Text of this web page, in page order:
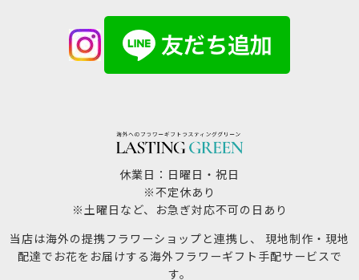
休業日：日曜日・祝日
※不定休あり
※土曜日など、お急ぎ対応不可の日あり
当店は海外の提携フラワーショップと連携し、 現地制作・現地
配達でお花をお届けする海外フラワーギフト手配サービスで
す。